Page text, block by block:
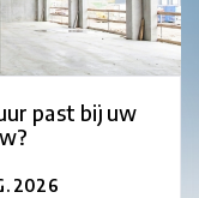
past bij uw
2026